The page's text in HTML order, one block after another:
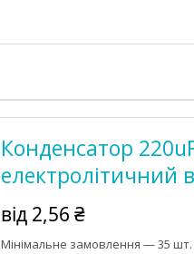
Конденсатор
електролітичний
від 2,56 ₴
Мінімальне замовлення — 35 шт.